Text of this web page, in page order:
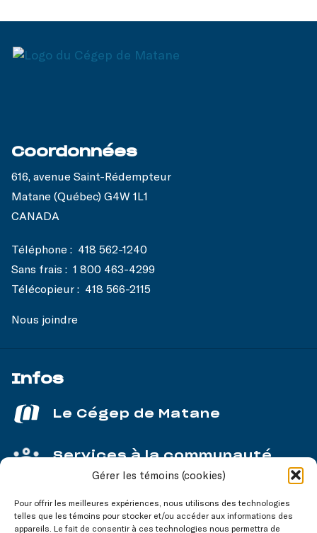
Gérer les témoins (cookies)
Pour offrir les meilleures expériences, nous utilisons des technologies
telles que les témoins pour stocker et/ou accéder aux informations des
appareils. Le fait de consentir à ces technologies nous permettra de
Coordonnées
616, avenue Saint-Rédempteur
Matane (Québec) G4W 1L1
CANADA
Téléphone : 418 562-1240
Sans frais : 1 800 463-4299
Télécopieur : 418 566-2115
Nous joindre
Infos
Le Cégep de Matane
Services à la communauté
Service aux entreprises